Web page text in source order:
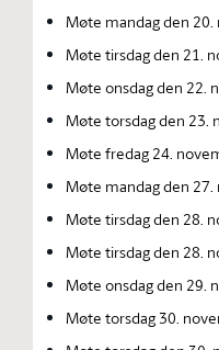
Møte mandag den 20.
Møte tirsdag den 21.
Møte onsdag den 22.
Møte torsdag den 23.
Møte fredag 24.
Møte mandag den 27.
Møte tirsdag den 28.
Møte tirsdag den 28.
Møte onsdag den 29.
Møte torsdag 30.